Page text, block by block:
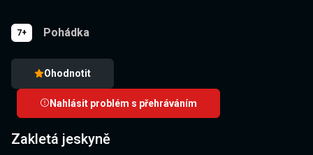
7+ Pohádka
Ohodnotit
Nahlásit problém s přehráváním
Zakletá jeskyně